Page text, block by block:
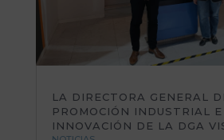
LA DIRECTORA GENERAL
PROMOCIÓN INDUSTRIAL E
INNOVACIÓN DE LA DGA